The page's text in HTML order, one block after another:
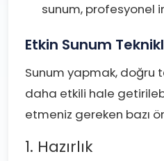
sunum, profesyonel
Etkin Sunum
Sunum yapmak, doğru
daha etkili hale
etmeniz gereken bazı
1. Hazırlık